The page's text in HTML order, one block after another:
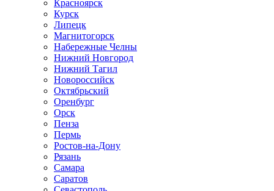
Красноярск
Курск
Липецк
Магнитогорск
Набережные Челны
Нижний Новгород
Нижний Тагил
Новороссийск
Октябрьский
Оренбург
Орск
Пенза
Пермь
Ростов-на-Дону
Рязань
Самара
Саратов